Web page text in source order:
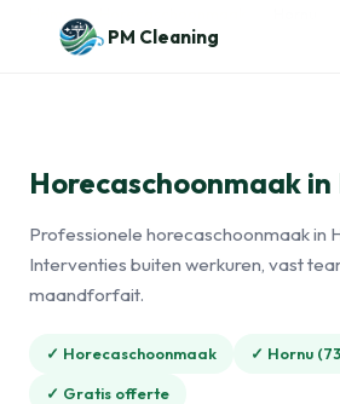
Naar de inhoud
PM Cleaning
Horecaschoonmaak in
Professionele horecaschoonmaak in
Interventies buiten werkuren, vast
maandforfait.
✓ Horecaschoonmaak ✓ Hornu
✓ Gratis offerte